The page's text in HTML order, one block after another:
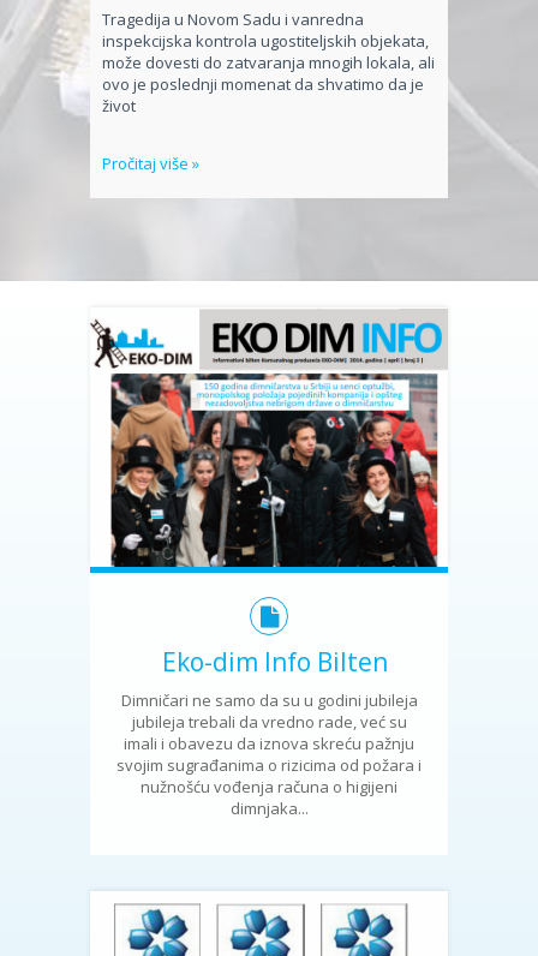
Tragedija u Novom Sadu i vanredna
inspekcijska kontrola ugostiteljskih objekata,
može dovesti do zatvaranja mnogih lokala, ali
ovo je poslednji momenat da shvatimo da je
život
Pročitaj više »
Eko-dim Info Bilten
Dimničari ne samo da su u godini jubileja
jubileja trebali da vredno rade, već su
imali i obavezu da iznova skreću pažnju
svojim sugrađanima o rizicima od požara i
nužnošću vođenja računa o higijeni
dimnjaka...